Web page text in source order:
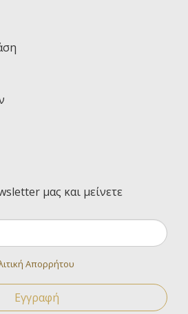
μας και μείνετε
Απορρήτου
Εγγραφή